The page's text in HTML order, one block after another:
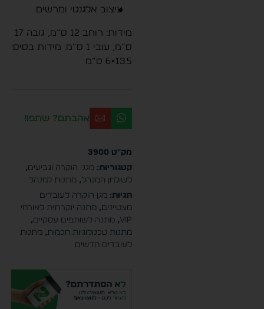
עיצוב אלגנטי ומרשים
מידות: רוחב 12 ס”מ, גובה 17
ס”מ, עובי 1 ס”מ. מידות בסיס:
13.5×6 ס”מ
אהבתם? שתפו!
מק"ט 3900
קטגוריות: מגני הוקרה וגביעים,
לשולחן המנהל, מתנות למנהל
תגיות: מגן הוקרה לעובדים
מצטיינים, מתנה יוקרתית לאורחי
VIP
, מתנה לשותפים עסקיים,
מתנות טכנולוגיות חכמות, מתנות
לעובדים חדשים